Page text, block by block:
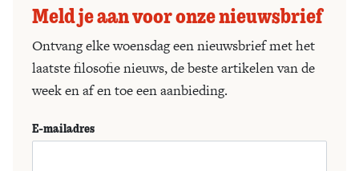
Meld je aan voor onze nieuwsbrief
Ontvang elke woensdag een nieuwsbrief met het
laatste filosofie nieuws, de beste artikelen van de
week en af en toe een aanbieding.
E-mailadres